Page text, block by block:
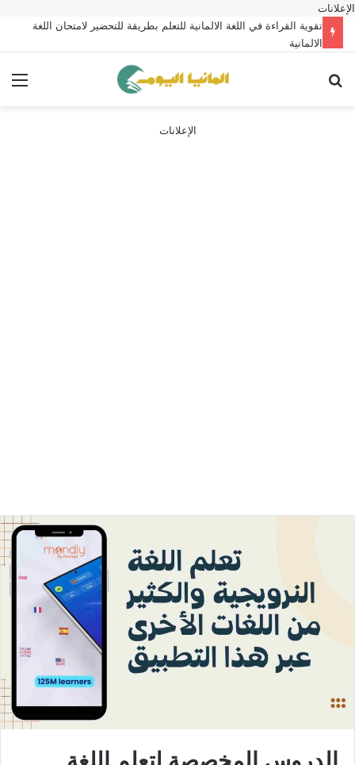
الإعلانات
تقوية القراءة في اللغة الالمانية للتعلم بطريقة للتحضير لامتحان اللغة
الالمانية
الإعلانات